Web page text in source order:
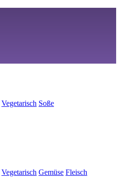
Vegetarisch Soße
Vegetarisch Gemüse Fleisch